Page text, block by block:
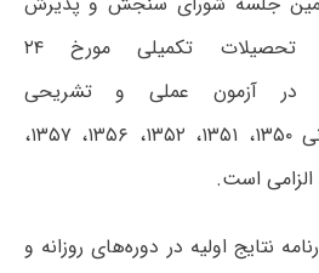
دانشجو در دوره‌های تحصیلات تکمیلی مورخ ۲۴
آزمون عملی و تشریحی
برای کدرشته های امتحانی ۱۳۵۰، ۱۳۵۱، ۱۳۵۲، ۱۳۵۶، ۱۳۵۷،
الزامی است.
نتایج اولیه در دوره‌های روزانه و